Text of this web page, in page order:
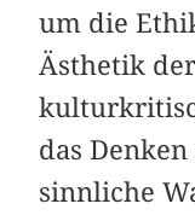
um die
Ästhetik
das
sinnliche